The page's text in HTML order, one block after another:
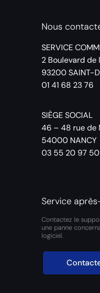
Nous
SERVICE
2 Boulevard de
93200 SAINT-
01 41 68 23 76
SIÈGE SOCIAL
46 – 48 rue de
54000 NANCY
03 55 20 97 50
Service
Contactez le
une panne
logiciel.